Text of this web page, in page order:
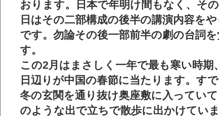
おります。日本で年明け間もなく、そ
日はその二部構成の後半の講演内容を
です。勿論その後一部前半の劇の台詞
す。
この2月はまさしく一年で最も寒い時期
日辺りが中国の春節に当たります。す
冬の玄関を通り抜け奥座敷に入ってい
のような出で立ちで散歩に出かけてい